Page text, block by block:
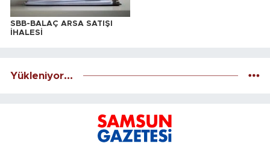
SBB-BALAÇ ARSA SATIŞI
İHALESİ
Yükleniyor...